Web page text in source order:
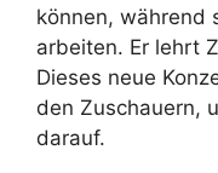
können, während
arbeiten. Er lehrt
Dieses neue
den Zuschauern,
darauf.